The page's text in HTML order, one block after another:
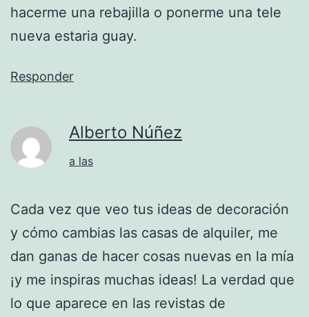
hacerme una rebajilla o ponerme una tele
nueva estaria guay.
Responder
Alberto Núñez
a las
Cada vez que veo tus ideas de decoración
y cómo cambias las casas de alquiler, me
dan ganas de hacer cosas nuevas en la mía
¡y me inspiras muchas ideas! La verdad que
lo que aparece en las revistas de